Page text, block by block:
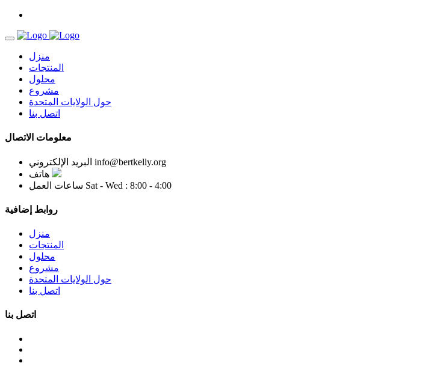
منزل
المنتجات
محلول
مشروع
حول الولايات المتحدة
اتصل بنا
معلومات الاتصال
البريد الإلكتروني info@bertkelly.org
هاتف
ساعات العمل Sat - Wed : 8:00 - 4:00
روابط إضافية
منزل
المنتجات
محلول
مشروع
حول الولايات المتحدة
اتصل بنا
اتصل بنا